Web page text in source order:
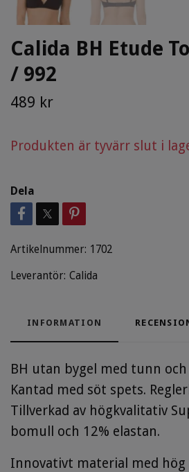
Calida BH Etude
/ 992
489 kr
Produkten är tyvärr slut i
Dela
Artikelnummer: 1702
Leverantör: Calida
INFORMATION
BH utan bygel med tunn
Kantad med söt spets.
Tillverkad av högkvalitativ
bomull och 12% elastan.
Innovativt material med hög